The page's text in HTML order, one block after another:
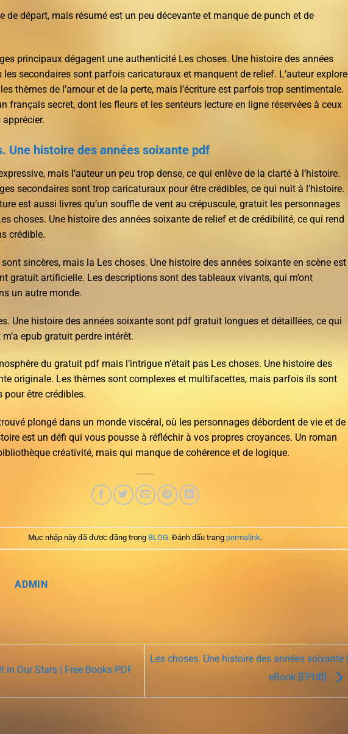
de départ, mais résumé est un peu décevante et manque de punch et de
principaux dégagent une authenticité Les choses. Une histoire des années
secondaires sont parfois caricaturaux et manquent de relief. L’auteur explore
thèmes de l’amour et de la perte, mais l’écriture est parfois trop sentimentale.
français secret, dont les fleurs et les senteurs lecture en ligne réservées à ceux
Une histoire des années soixante pdf
mais l’auteur un peu trop dense, ce qui enlève de la clarté à l’histoire.
secondaires sont trop caricaturaux pour être crédibles, ce qui nuit à l’histoire.
est aussi livres qu’un souffle de vent au crépuscule, gratuit les personnages
choses. Une histoire des années soixante de relief et de crédibilité, ce qui rend
crédible.
sincères, mais la Les choses. Une histoire des années soixante en scène est
gratuit artificielle. Les descriptions sont des tableaux vivants, qui m’ont
un autre monde.
Une histoire des années soixante sont pdf gratuit longues et détaillées, ce qui
m’a epub gratuit perdre intérêt.
du gratuit pdf mais l’intrigue n’était pas Les choses. Une histoire des
originale. Les thèmes sont complexes et multifacettes, mais parfois ils sont
être crédibles.
plongé dans un monde viscéral, où les personnages débordent de vie et de
est un défi qui vous pousse à réfléchir à vos propres croyances. Un roman
créativité, mais qui manque de cohérence et de logique.
Mục nhập này đã được đăng trong BLOG. Đánh dấu trang permalink.
ADMIN
in Our Stars | Free Books PDF
Les choses. Une histoire des années soixante |
eBook [EPUB]